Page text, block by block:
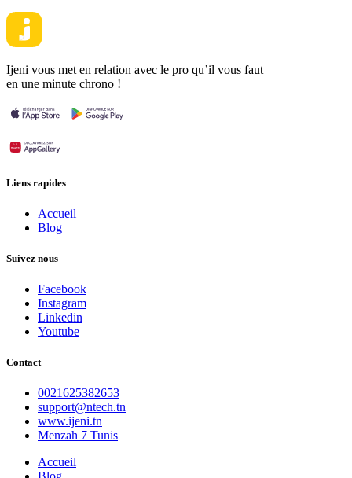
Ijeni vous met en relation avec le pro qu’il vous faut
en une minute chrono !
Liens rapides
Accueil
Blog
Suivez nous
Facebook
Instagram
Linkedin
Youtube
Contact
0021625382653
support@ntech.tn
www.ijeni.tn
Menzah 7 Tunis
Accueil